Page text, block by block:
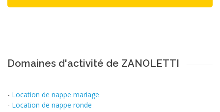
Domaines d'activité de ZANOLETTI
- Location de nappe mariage
- Location de nappe ronde